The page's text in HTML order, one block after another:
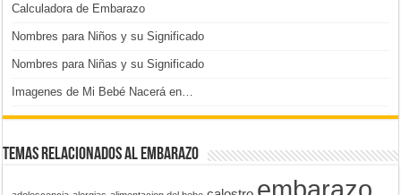
Calculadora de Embarazo
Nombres para Niños y su Significado
Nombres para Niñas y su Significado
Imagenes de Mi Bebé Nacerá en…
Temas relacionados al embarazo
embarazo